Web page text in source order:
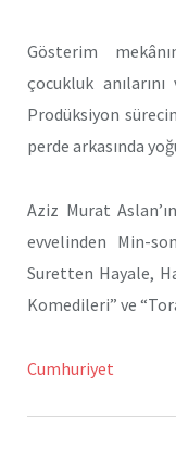
Gösterim
çocukluk
Prodüksiyon
perde arkasında
Aziz Murat
evvelinden Min-
Suretten Hayale,
Komedileri” ve
Cumhuriyet